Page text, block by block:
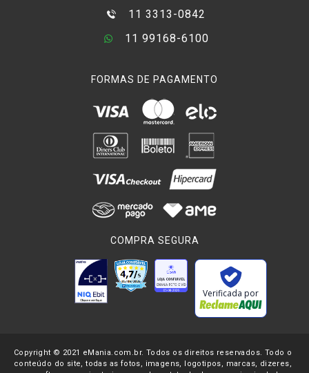
11 3313-0842
11 99168-6100
FORMAS DE PAGAMENTO
COMPRA SEGURA
Verificada por
Copyright © 2021 eMania.com.br. Todos os direitos reservados. Todo o
conteúdo do site, todas as fotos, imagens, logotipos, marcas, dizeres,